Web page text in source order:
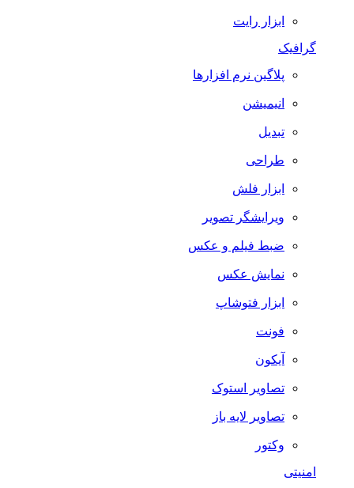
ابزار رایت
گرافیک
پلاگین نرم افزارها
انیمیشن
تبدیل
طراحی
ابزار فلش
ویرایشگر تصویر
ضبط فيلم و عكس
نمایش عکس
ابزار فتوشاپ
فونت
آیکون
تصاویر استوک
تصاویر لایه باز
وکتور
امنیتی